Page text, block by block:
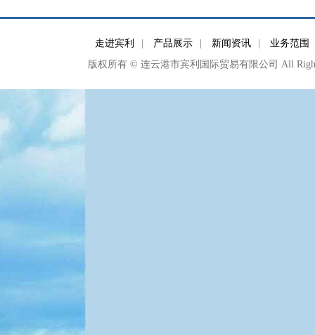
走进宾利 产品展示 新闻资讯
业务范围
版权所有 © 连云港市宾利国际贸易有限公司 All